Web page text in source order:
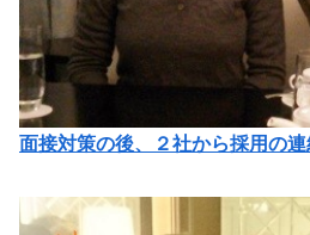
面接対策の後、２社から採用の連